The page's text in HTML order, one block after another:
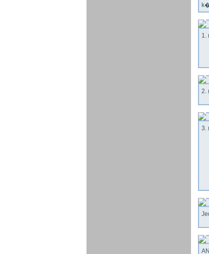
1.
2.
3.